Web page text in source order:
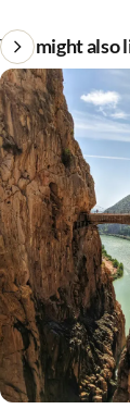
You might also